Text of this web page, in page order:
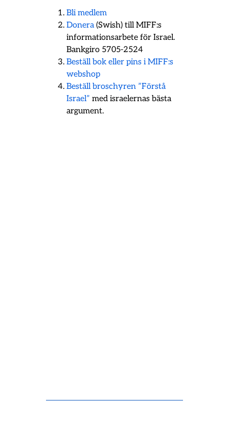
Bli medlem
Donera(Swish) till MIFF:s
informationsarbete för Israel.
Bankgiro 5705-2524
Beställ bok eller pins i MIFF:s
webshop
Beställ broschyren ”Förstå
Israel” med israelernas bästa
argument.